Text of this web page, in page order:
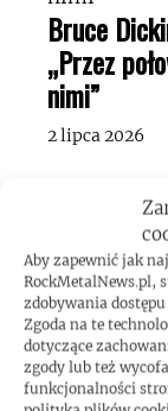
Aby zapewnić jak
RockMetalNews.pl,
zdobywania
Zgoda na te
dotyczące
zgody lub też
funkcjonalności
Bruce
„Przez
nimi”
2 lipca 2026